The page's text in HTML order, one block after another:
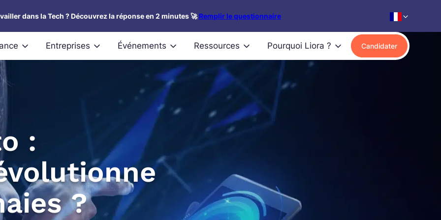
dans la Tech ? Découvrez la réponse en 2 minutes 🚀Remplir le questionnaire
Entreprises Événements Ressources Pourquoi Liora ? Candidater
:
?